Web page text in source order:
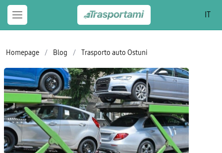
IT
Homepage / Blog / Trasporto auto Ostuni